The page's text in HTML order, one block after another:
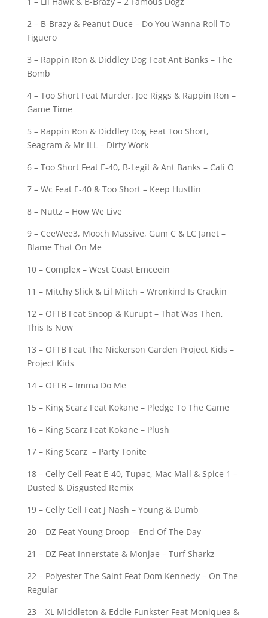
2 – B-Brazy & Peanut Duce – Do You Wanna Roll To
Figuero
3 – Rappin Ron & Diddley Dog Feat Ant Banks – The
Bomb
4 – Too Short Feat Murder, Joe Riggs & Rappin Ron –
Game Time
5 – Rappin Ron & Diddley Dog Feat Too Short,
Seagram & Mr ILL – Dirty Work
6 – Too Short Feat E-40, B-Legit & Ant Banks – Cali O
7 – Wc Feat E-40 & Too Short – Keep Hustlin
8 – Nuttz – How We Live
9 – CeeWee3, Mooch Massive, Gum C & LC Janet –
Blame That On Me
10 – Complex – West Coast Emceein
11 – Mitchy Slick & Lil Mitch – Wronkind Is Crackin
12 – OFTB Feat Snoop & Kurupt – That Was Then,
This Is Now
13 – OFTB Feat The Nickerson Garden Project Kids –
Project Kids
14 – OFTB – Imma Do Me
15 – King Scarz Feat Kokane – Pledge To The Game
16 – King Scarz Feat Kokane – Plush
17 – King Scarz – Party Tonite
18 – Celly Cell Feat E-40, Tupac, Mac Mall & Spice 1 –
Dusted & Disgusted Remix
19 – Celly Cell Feat J Nash – Young & Dumb
20 – DZ Feat Young Droop – End Of The Day
21 – DZ Feat Innerstate & Monjae – Turf Sharkz
22 – Polyester The Saint Feat Dom Kennedy – On The
Regular
23 – XL Middleton & Eddie Funkster Feat Moniquea &